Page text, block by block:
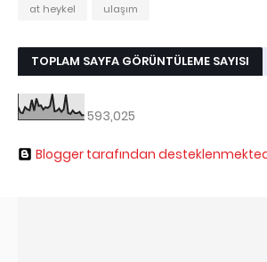
at heykel
ulaşım
TOPLAM SAYFA GÖRÜNTÜLEME SAYISI
593,025
Blogger tarafından